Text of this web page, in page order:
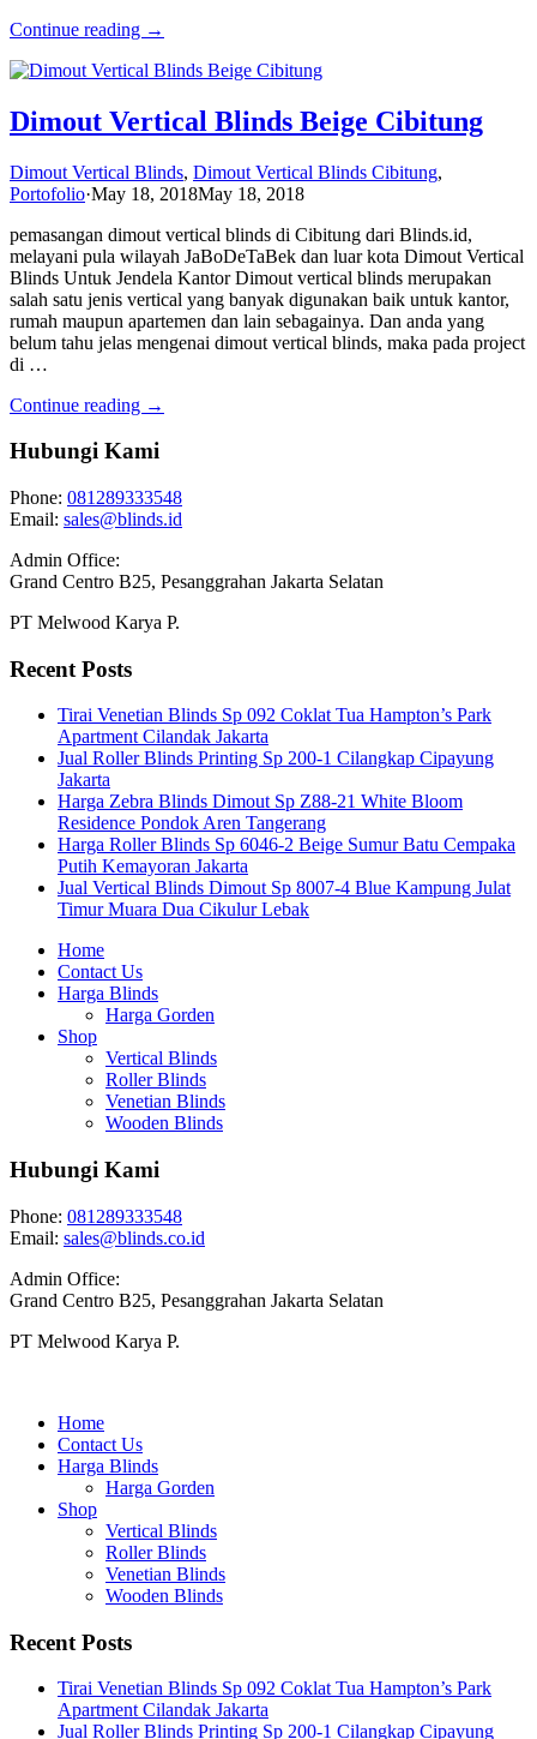
Continue reading →
Dimout Vertical Blinds Beige Cibitung
Dimout Vertical Blinds, Dimout Vertical Blinds Cibitung,
Portofolio·May 18, 2018May 18, 2018
pemasangan dimout vertical blinds di Cibitung dari Blinds.id,
melayani pula wilayah JaBoDeTaBek dan luar kota Dimout Vertical
Blinds Untuk Jendela Kantor Dimout vertical blinds merupakan
salah satu jenis vertical yang banyak digunakan baik untuk kantor,
rumah maupun apartemen dan lain sebagainya. Dan anda yang
belum tahu jelas mengenai dimout vertical blinds, maka pada project
di …
Continue reading →
Hubungi Kami
Phone: 081289333548
Email: sales@blinds.id
Admin Office:
Grand Centro B25, Pesanggrahan Jakarta Selatan
PT Melwood Karya P.
Recent Posts
Tirai Venetian Blinds Sp 092 Coklat Tua Hampton’s Park
Apartment Cilandak Jakarta
Jual Roller Blinds Printing Sp 200-1 Cilangkap Cipayung
Jakarta
Harga Zebra Blinds Dimout Sp Z88-21 White Bloom
Residence Pondok Aren Tangerang
Harga Roller Blinds Sp 6046-2 Beige Sumur Batu Cempaka
Putih Kemayoran Jakarta
Jual Vertical Blinds Dimout Sp 8007-4 Blue Kampung Julat
Timur Muara Dua Cikulur Lebak
Home
Contact Us
Harga Blinds
Harga Gorden
Shop
Vertical Blinds
Roller Blinds
Venetian Blinds
Wooden Blinds
Hubungi Kami
Phone: 081289333548
Email: sales@blinds.co.id
Admin Office:
Grand Centro B25, Pesanggrahan Jakarta Selatan
PT Melwood Karya P.
Home
Contact Us
Harga Blinds
Harga Gorden
Shop
Vertical Blinds
Roller Blinds
Venetian Blinds
Wooden Blinds
Recent Posts
Tirai Venetian Blinds Sp 092 Coklat Tua Hampton’s Park
Apartment Cilandak Jakarta
Jual Roller Blinds Printing Sp 200-1 Cilangkap Cipayung